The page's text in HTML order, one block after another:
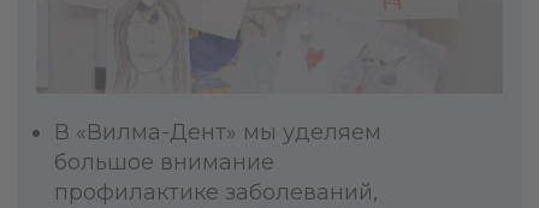
В «Вилма-Дент» мы уделяем
большое внимание
профилактике заболеваний,